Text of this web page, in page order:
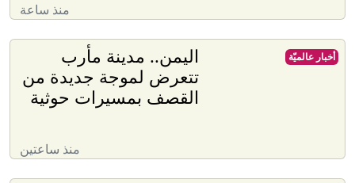
منذ ساعة
اليمن.. مدينة مأرب
تتعرض لموجة جديدة من
القصف بمسيرات حوثية
منذ ساعتين
أخبار عالميّة